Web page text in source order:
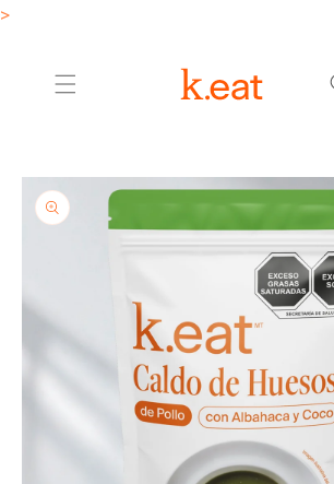
>
directamente
a la
información
del producto